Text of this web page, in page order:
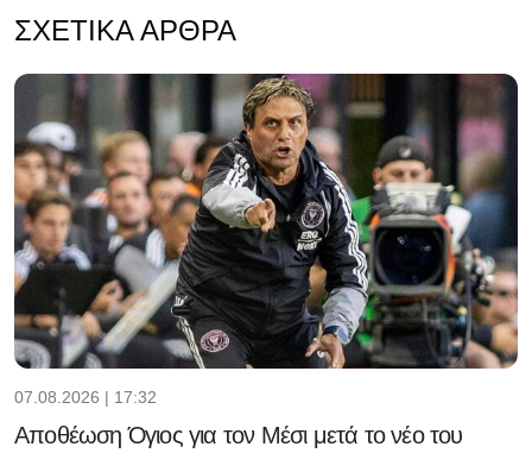
ΣΧΕΤΙΚΆ ΆΡΘΡΑ
07.08.2026 | 17:32
Αποθέωση Όγιος για τον Μέσι μετά το νέο του